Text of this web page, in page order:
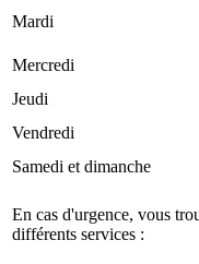
Mardi
Mercredi
Jeudi
Vendredi
Samedi et dimanche
En cas d'urgence, vous
différents services :